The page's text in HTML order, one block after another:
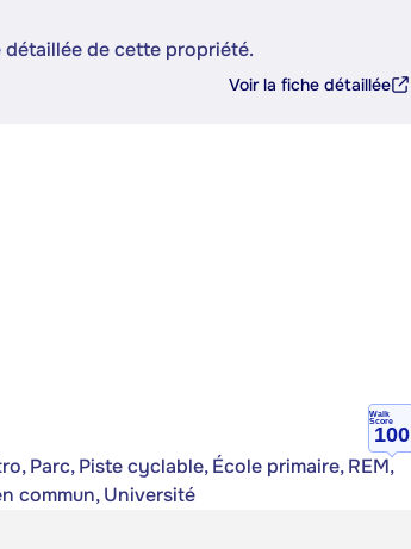
de cette propriété.
Voir la fiche détaillée
Walk
Score
100
Parc, Piste cyclable, École primaire, REM,
commun, Université